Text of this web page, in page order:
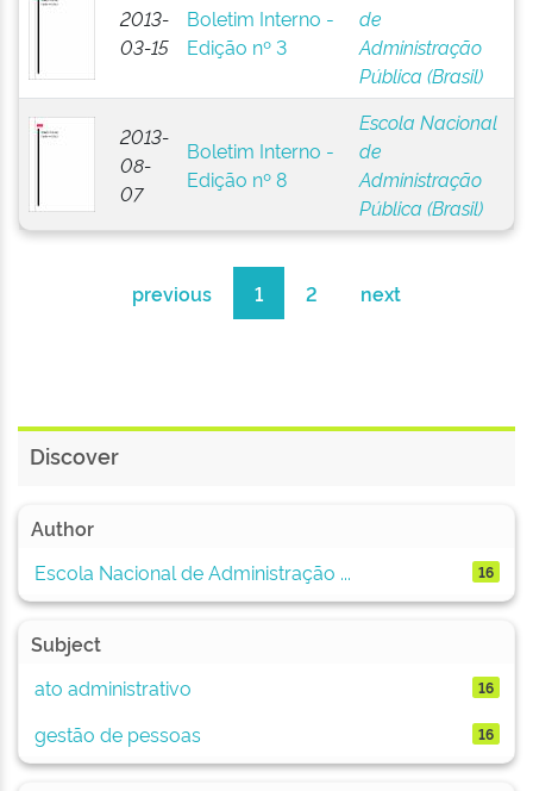
2013-
03-15
Boletim Interno -
Edição nº 3
de
Administração
Pública (Brasil)
2013-
08-
07
Boletim Interno -
Edição nº 8
Escola Nacional
de
Administração
Pública (Brasil)
previous 1 2 next
Discover
Author
Escola Nacional de Administração ...
16
Subject
ato administrativo
16
gestão de pessoas 16